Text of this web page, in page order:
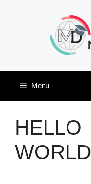
Menu
HELLO
WORLD